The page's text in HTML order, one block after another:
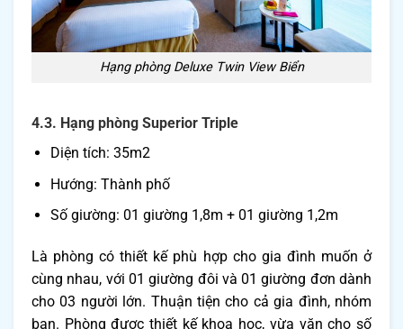
Hạng phòng Deluxe Twin View Biển
4.3. Hạng phòng Superior Triple
Diện tích: 35m2
Hướng: Thành phố
Số giường: 01 giường 1,8m + 01 giường 1,2m
Là phòng có thiết kế phù hợp cho gia đình muốn ở
cùng nhau, với 01 giường đôi và 01 giường đơn dành
cho 03 người lớn. Thuận tiện cho cả gia đình, nhóm
bạn. Phòng được thiết kế khoa học, vừa vặn cho số